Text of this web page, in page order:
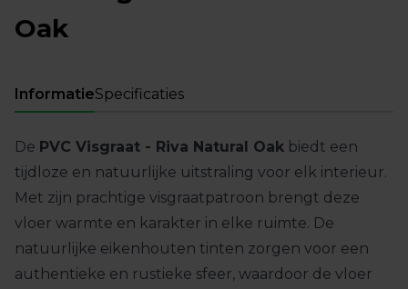
Oak
InformatieSpecificaties
De PVC Visgraat - Riva Natural Oak biedt een
tijdloze en natuurlijke uitstraling voor elk interieur.
Met zijn prachtige visgraatpatroon brengt deze
vloer warmte en karakter in elke ruimte. De
natuurlijke eikenhouten tinten zorgen voor een
authentieke en rustieke sfeer, waardoor de vloer